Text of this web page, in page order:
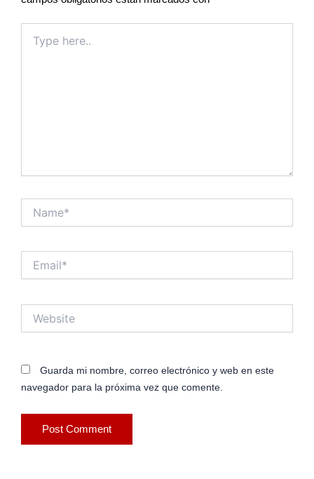
here..
Guarda mi nombre, correo electrónico y web en este
navegador para la próxima vez que comente.